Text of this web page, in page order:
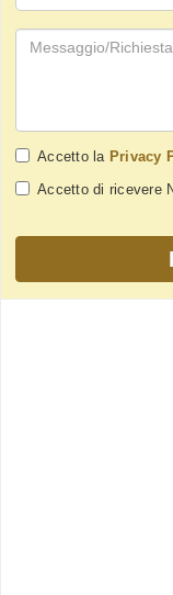
Accetto la Privacy
Accetto di ricevere